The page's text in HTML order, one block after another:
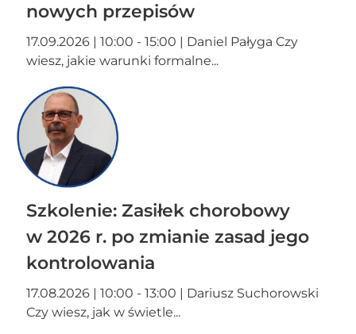
nowych przepisów
17.09.2026 | 10:00 - 15:00 | Daniel Pałyga Czy
wiesz, jakie warunki formalne...
Szkolenie: Zasiłek chorobowy
w 2026 r. po zmianie zasad jego
kontrolowania
17.08.2026 | 10:00 - 13:00 | Dariusz Suchorowski
Czy wiesz, jak w świetle...